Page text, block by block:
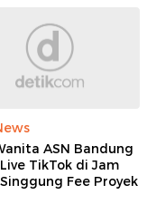
ASN Bandung
TikTok di Jam
Fee Proyek